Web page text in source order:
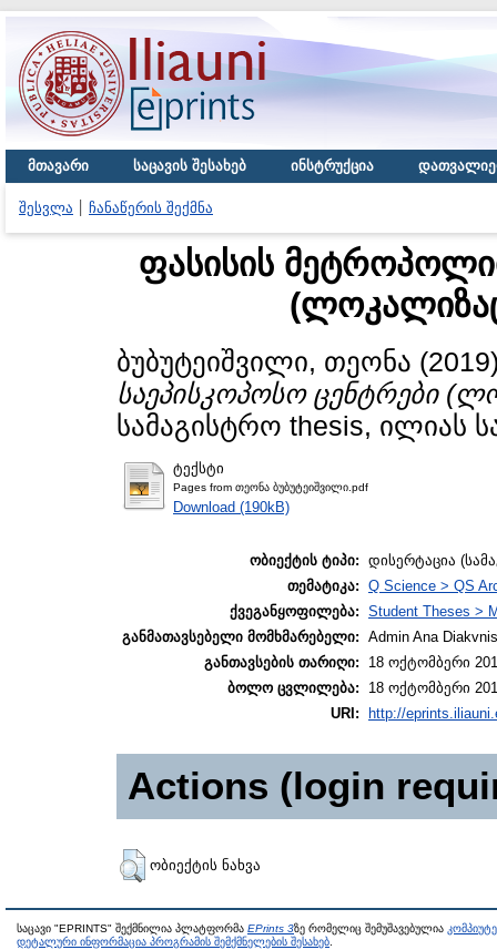
მთავარი საცავის შესახებ ინსტრუქცია
შესვლა ჩანაწერის შექმნა
ფასისის
ბუბუტეიშვილი, თეონა
საეპისკოპოსო ცენტრები
სამაგისტრო thesis, ილიას
ტექსტი
Pages from თეონა ბუბუტეიშვილი.pdf
Download (190kB)
ობიექტის ტიპი: დისერტაცია
თემატიკა: Q Science > QS
ქვეგანყოფილება: Student Theses >
განმათავსებელი მომხმარებელი: Admin Ana
განთავსების თარიღი:
18 ოქტომბერი
ბოლო ცვლილება:
18 ოქტომბერი
URI:
http://
Actions (login
ობიექტის ნახვა
საცავი "EPRINTS" შექმნილია პლატფორმა EPrints 3ზე რომელიც შემუშავებულია
დეტალური ინფორმაცია პროგრამის შემქმნელების შესახებ.